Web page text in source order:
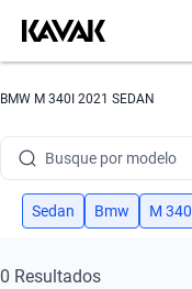
BMW M 340I 2021 SEDAN
Busque por modelo
Busque por versão
Sedan Bmw M
0 Resultados